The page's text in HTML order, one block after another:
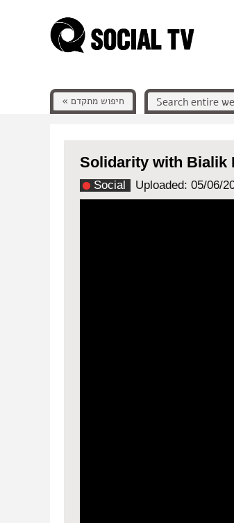
חיפוש מתקדם »
Solidarity with Bialik
Social Uploaded: 05/06/